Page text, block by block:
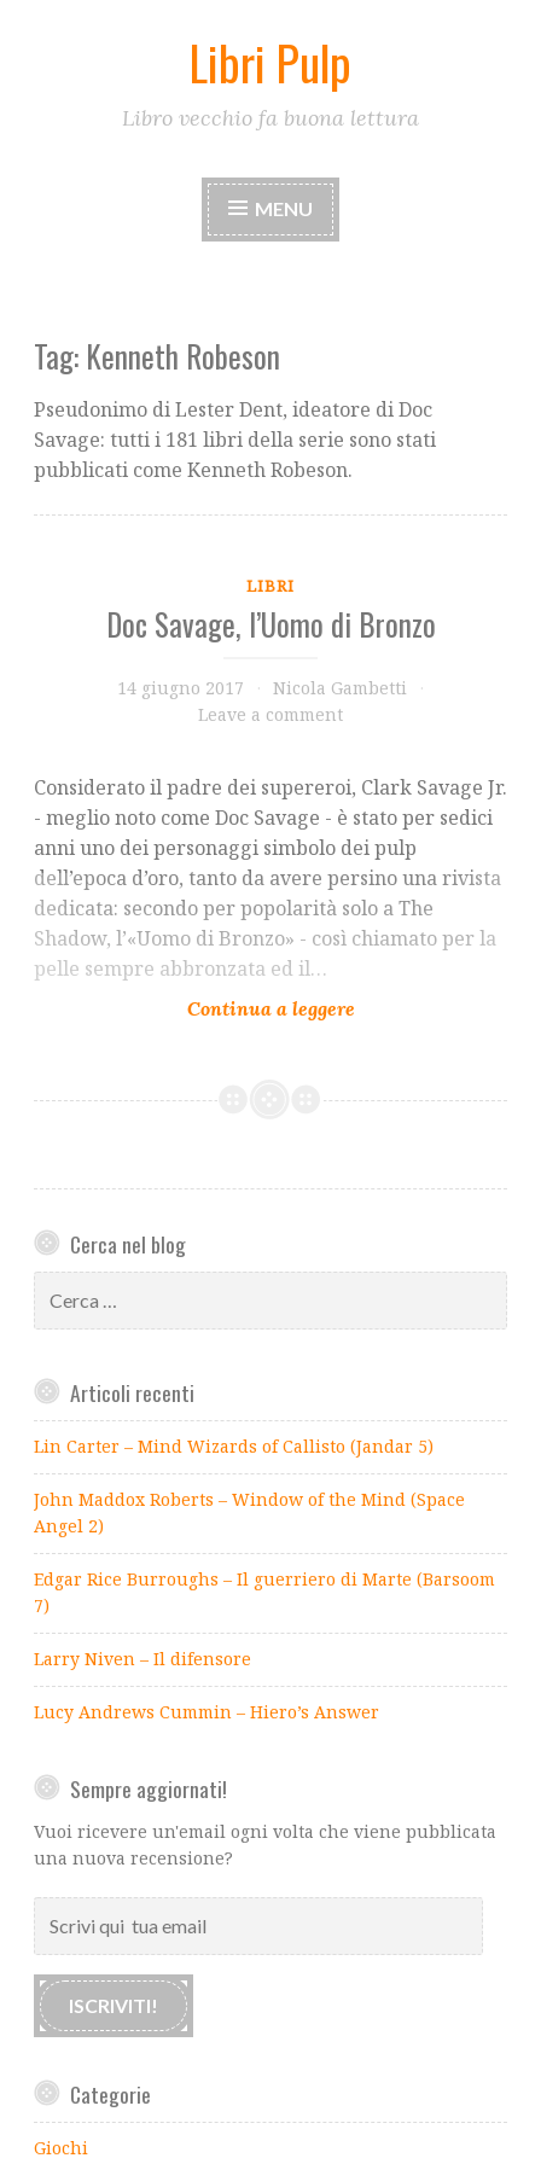
Libri Pulp
Libro vecchio fa buona lettura
MENU
Tag: Kenneth Robeson
Pseudonimo di Lester Dent, ideatore di Doc
Savage: tutti i 181 libri della serie sono stati
pubblicati come Kenneth Robeson.
LIBRI
Doc Savage, l’Uomo di Bronzo
14 giugno 2017
Nicola Gambetti
Leave a comment
Considerato il padre dei supereroi, Clark Savage Jr.
- meglio noto come Doc Savage - è stato per sedici
anni uno dei personaggi simbolo dei pulp
dell’epoca d’oro, tanto da avere persino una rivista
dedicata: secondo per popolarità solo a The
Shadow, l’«Uomo di Bronzo» - così chiamato per la
pelle sempre abbronzata ed il…
Cerca nel blog
per:
Articoli recenti
Lin Carter – Mind Wizards of Callisto (Jandar 5)
John Maddox Roberts – Window of the Mind (Space
Angel 2)
Edgar Rice Burroughs – Il guerriero di Marte (Barsoom
7)
Larry Niven – Il difensore
Lucy Andrews Cummin – Hiero’s Answer
Sempre aggiornati!
Vuoi ricevere un'email ogni volta che viene pubblicata
una nuova recensione?
qui
tua
email
ISCRIVITI!
Categorie
Giochi